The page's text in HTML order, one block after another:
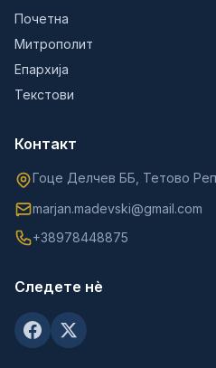
Почетна
Митрополит
Епархија
Текстови
Контакт
Гоце Делчев ББ, Тетово
marjan.madevski@gmail.com
+38978448875
Следете нè